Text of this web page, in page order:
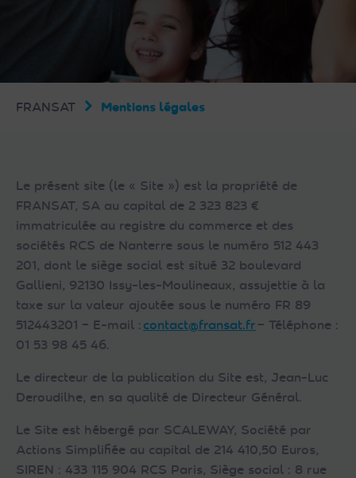
FRANSAT Mentions légales
Le présent site (le « Site ») est la propriété de
FRANSAT, SA au capital de 2 323 823 €
immatriculée au registre du commerce et des
sociétés RCS de Nanterre sous le numéro 512 443
201, dont le siège social est situé 32 boulevard
Gallieni, 92130 Issy-les-Moulineaux, assujettie à la
taxe sur la valeur ajoutée sous le numéro FR 89
512443201 – E-mail : contact@fransat.fr – Téléphone :
01 53 98 45 46.
Le directeur de la publication du Site est, Jean-Luc
Deroudilhe, en sa qualité de Directeur Général.
Le Site est hébergé par SCALEWAY, Société par
Actions Simplifiée au capital de 214 410,50 Euros,
SIREN : 433 115 904 RCS Paris, Siège social : 8 rue